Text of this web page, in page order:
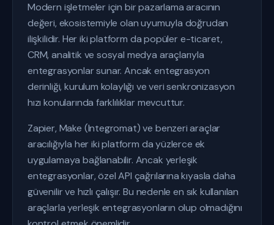
Modern işletmeler için bir pazarlama aracının
değeri, ekosistemiyle olan uyumuyla doğrudan
ilişkilidir. Her iki platform da popüler e-ticaret,
CRM, analitik ve sosyal medya araçlarıyla
entegrasyonlar sunar. Ancak entegrasyon
derinliği, kurulum kolaylığı ve veri senkronizasyon
hızı konularında farklılıklar mevcuttur.
Zapier, Make (Integromat) ve benzeri araçlar
aracılığıyla her iki platform da yüzlerce ek
uygulamaya bağlanabilir. Ancak yerleşik
entegrasyonlar, özel API çağrılarına kıyasla daha
güvenilir ve hızlı çalışır. Bu nedenle en sık kullanılan
araçlarla yerleşik entegrasyonların olup olmadığını